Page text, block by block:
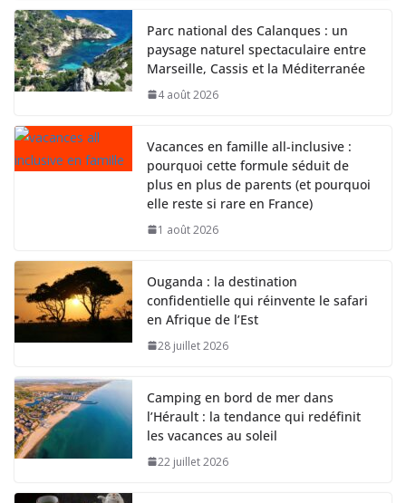
Parc national des Calanques : un
paysage naturel spectaculaire entre
Marseille, Cassis et la Méditerranée
4 août 2026
Vacances en famille all-inclusive :
pourquoi cette formule séduit de
plus en plus de parents (et pourquoi
elle reste si rare en France)
1 août 2026
Ouganda : la destination
confidentielle qui réinvente le safari
en Afrique de l’Est
28 juillet 2026
Camping en bord de mer dans
l’Hérault : la tendance qui redéfinit
les vacances au soleil
22 juillet 2026